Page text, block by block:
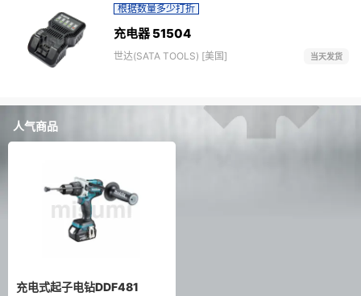
根据数量多少打折
充电器 51504
世达(SATA TOOLS) [美国] 当天发货
人气商品
充电式起子电钻DDF481